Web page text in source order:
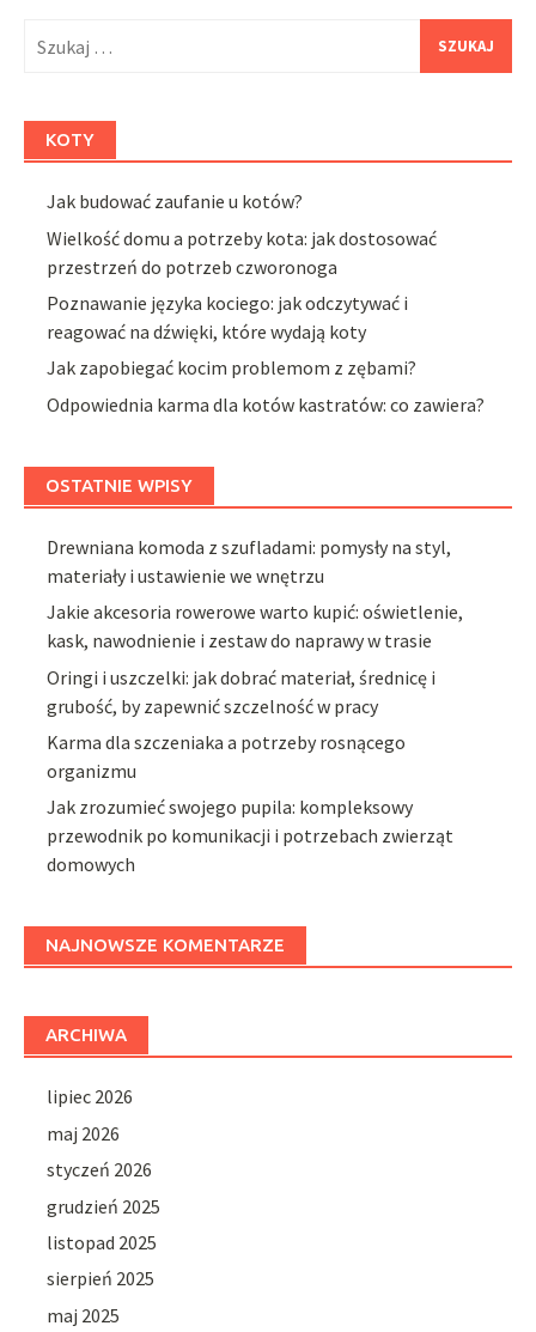
KOTY
Jak budować zaufanie u kotów?
Wielkość domu a potrzeby kota: jak dostosować
przestrzeń do potrzeb czworonoga
Poznawanie języka kociego: jak odczytywać i
reagować na dźwięki, które wydają koty
Jak zapobiegać kocim problemom z zębami?
Odpowiednia karma dla kotów kastratów: co zawiera?
OSTATNIE WPISY
Drewniana komoda z szufladami: pomysły na styl,
materiały i ustawienie we wnętrzu
Jakie akcesoria rowerowe warto kupić: oświetlenie,
kask, nawodnienie i zestaw do naprawy w trasie
Oringi i uszczelki: jak dobrać materiał, średnicę i
grubość, by zapewnić szczelność w pracy
Karma dla szczeniaka a potrzeby rosnącego
organizmu
Jak zrozumieć swojego pupila: kompleksowy
przewodnik po komunikacji i potrzebach zwierząt
domowych
NAJNOWSZE KOMENTARZE
ARCHIWA
lipiec 2026
maj 2026
styczeń 2026
grudzień 2025
listopad 2025
sierpień 2025
maj 2025